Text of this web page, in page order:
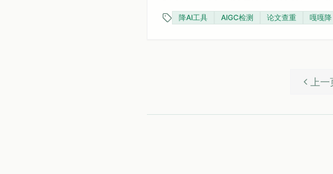
还提供了科学降AI的操作SOP，帮助
降AI工具 AIGC检测 论文查重 嘎嘎降
上一